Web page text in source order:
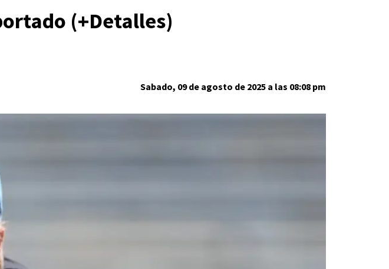
(+Detalles)
Sabado, 09 de agosto de 2025 a las 08:08 pm